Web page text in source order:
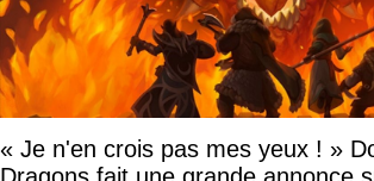
« Je n'en crois pas mes yeux ! »